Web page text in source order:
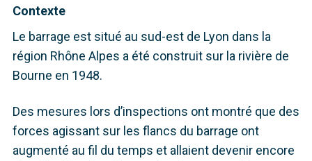
Contexte
Le barrage est situé au sud-est de Lyon dans la
région Rhône Alpes a été construit sur la rivière de
Bourne en 1948.
Des mesures lors d’inspections ont montré que des
forces agissant sur les flancs du barrage ont
augmenté au fil du temps et allaient devenir encore